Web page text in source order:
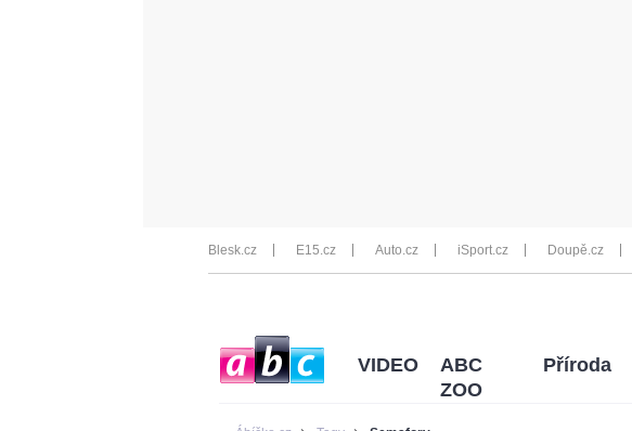
Blesk.cz E15.cz Auto.cz iSport.cz Doupě.cz
VIDEO
ABC
ZOO
Příroda